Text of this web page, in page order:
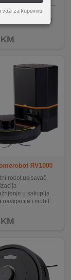
važi za kupovinu
za dubinsko čišćenje
mAh Li-ion
do 160 min
za prašinu 475 ml
KM
RV1000
robot usisavač
u sakupljač prašine
i mobilna aplikacija
KM